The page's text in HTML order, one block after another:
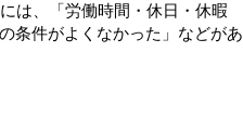
は、「労働時間・休日・休暇
条件がよくなかった」などがあ